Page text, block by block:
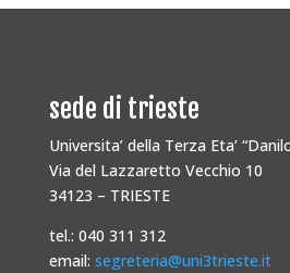
sede di trieste
Universita’ della Terza Eta’
Via del Lazzaretto Vecchio 10
34123 – TRIESTE
tel.: 040 311 312
email: segreteria@uni3trieste.it